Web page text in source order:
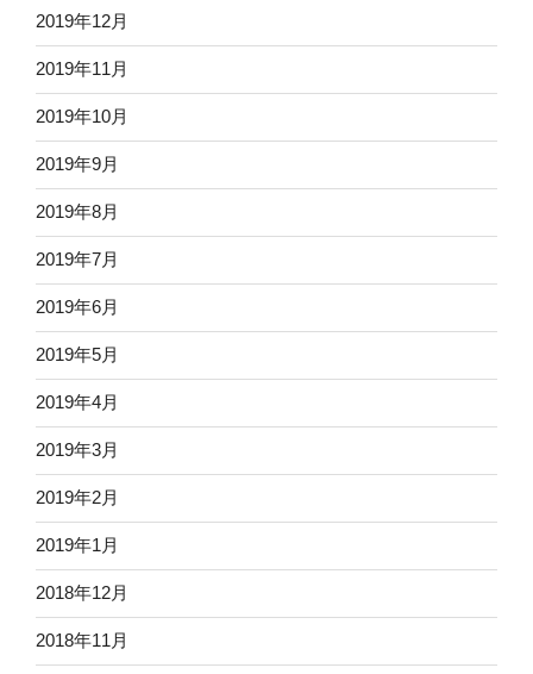
2019年12月
2019年11月
2019年10月
2019年9月
2019年8月
2019年7月
2019年6月
2019年5月
2019年4月
2019年3月
2019年2月
2019年1月
2018年12月
2018年11月